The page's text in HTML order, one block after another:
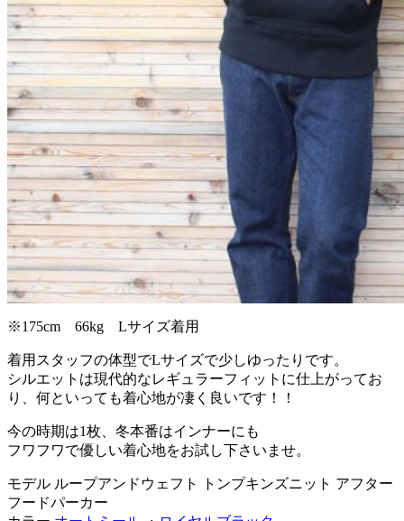
※175cm 66kg Lサイズ着用
着用スタッフの体型でLサイズで少しゆったりです。
シルエットは現代的なレギュラーフィットに仕上がってお
り、何といっても着心地が凄く良いです！！
今の時期は1枚、冬本番はインナーにも
フワフワで優しい着心地をお試し下さいませ。
モデル ループアンドウェフト トンプキンズニット アフター
フードパーカー